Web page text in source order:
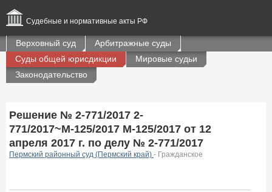
Судебные и нормативные акты РФ
Верховный суд
Арбитражные суды
Суды общей юрисдикции
Мировые судьи
Законодательство
Решение № 2-771/2017 2-
771/2017~М-125/2017 М-125/2017 от 12
апреля 2017 г. по делу № 2-771/2017
Пермский районный суд (Пермский край) - Гражданское